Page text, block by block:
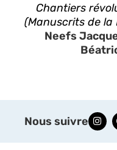
Chantiers
(Manuscrits de la
Neefs
Nous suivre